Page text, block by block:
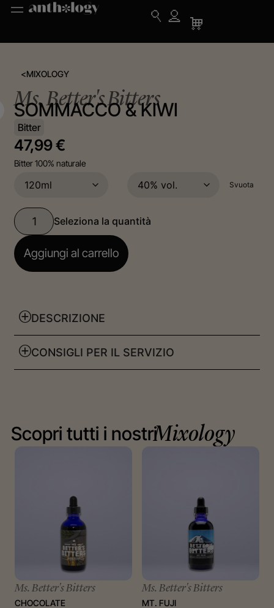
<MIXOLOGY
Ms. Better's Bitters
SOMMACCO & KIWI
Bitter
47,99€
Bitter 100% naturale
Svuota
Aggiungi al carrello
DESCRIZIONE
CONSIGLI PER IL SERVIZIO
Scopri tutti i nostriMixology
Ms. Better's Bitters
CHOCOLATE
Ms. Better's Bitters
MT. FUJI